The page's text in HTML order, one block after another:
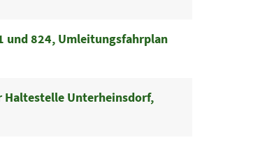
und 824, Umleitungsfahrplan
Haltestelle Unterheinsdorf,